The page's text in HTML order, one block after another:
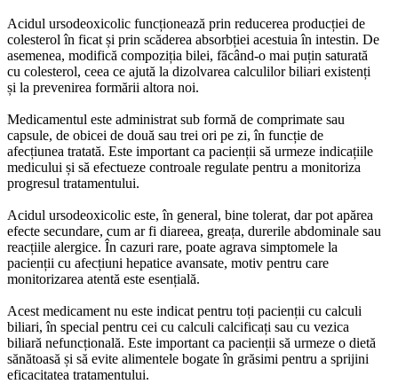
Acidul ursodeoxicolic funcționează prin reducerea producției de
colesterol în ficat și prin scăderea absorbției acestuia în intestin. De
asemenea, modifică compoziția bilei, făcând-o mai puțin saturată
cu colesterol, ceea ce ajută la dizolvarea calculilor biliari existenți
și la prevenirea formării altora noi.
Medicamentul este administrat sub formă de comprimate sau
capsule, de obicei de două sau trei ori pe zi, în funcție de
afecțiunea tratată. Este important ca pacienții să urmeze indicațiile
medicului și să efectueze controale regulate pentru a monitoriza
progresul tratamentului.
Acidul ursodeoxicolic este, în general, bine tolerat, dar pot apărea
efecte secundare, cum ar fi diareea, greața, durerile abdominale sau
reacțiile alergice. În cazuri rare, poate agrava simptomele la
pacienții cu afecțiuni hepatice avansate, motiv pentru care
monitorizarea atentă este esențială.
Acest medicament nu este indicat pentru toți pacienții cu calculi
biliari, în special pentru cei cu calculi calcificați sau cu vezica
biliară nefuncțională. Este important ca pacienții să urmeze o dietă
sănătoasă și să evite alimentele bogate în grăsimi pentru a sprijini
eficacitatea tratamentului.